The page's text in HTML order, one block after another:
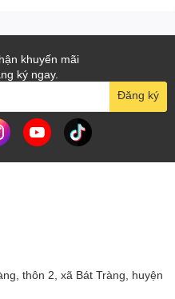
khuyến mãi
ký ngay.
Đăng ký
thôn 2, xã Bát Tràng, huyện